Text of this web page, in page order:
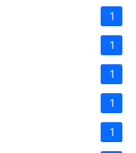
1
1
1
1
1